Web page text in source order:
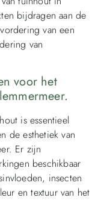
bijdragen aan de
van een
van
voor het
is essentieel
de esthetiek van
Er zijn
beschikbaar
insecten
en textuur van het